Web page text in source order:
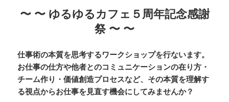
〜 〜 ゆるゆるカフェ５周年記念感謝
祭 〜 〜
仕事術の本質を思考するワークショップを行ないます。
お仕事の仕方や他者とのコミュニケーションの在り方・
チーム作り・価値創造プロセスなど、その本質を理解す
る視点からお仕事を見直す機会にしてみませんか？